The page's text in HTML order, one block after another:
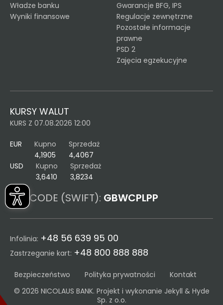
Władze banku
Wyniki finansowe
Gwarancje BFG, IPS
Regulacje zewnętrzne
Pozostałe informacje
prawne
PSD 2
Zajęcia egzekucyjne
KURSY WALUT
KURS Z 07.08.2026 12:00
EUR
Kupno
4,1905
Sprzedaż
4,4067
USD
Kupno
3,6410
Sprzedaż
3,8234
BIC CODE (SWIFT): GBWCPLPP
Infolinia: +48 56 639 95 00
Zastrzeganie kart: +48 800 888 888
Bezpieczeństwo Polityka prywatności
Kontakt
© 2026 NICOLAUS BANK. Projekt i wykonanie Jekyll & Hyde
Sp. z o.o.